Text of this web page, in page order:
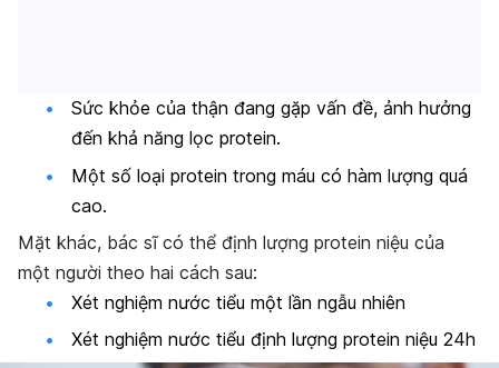
Sức khỏe của thận đang gặp vấn đề, ảnh hưởng
đến khả năng lọc protein.
Một số loại protein trong máu có hàm lượng quá
cao.
Mặt khác, bác sĩ có thể định lượng protein niệu của
một người theo hai cách sau:
Xét nghiệm nước tiểu một lần ngẫu nhiên
Xét nghiệm nước tiểu định lượng protein niệu 24h